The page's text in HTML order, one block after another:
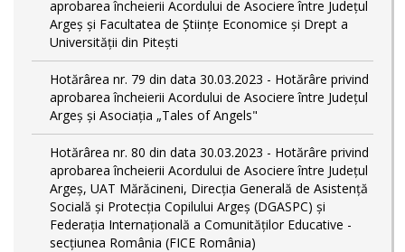
aprobarea încheierii Acordului de Asociere între Județul
Argeș și Facultatea de Științe Economice și Drept a
Universității din Pitești
Hotărârea nr. 79 din data 30.03.2023 - Hotărâre privind
aprobarea încheierii Acordului de Asociere între Județul
Argeș și Asociația „Tales of Angels"
Hotărârea nr. 80 din data 30.03.2023 - Hotărâre privind
aprobarea încheierii Acordului de Asociere între Județul
Argeș, UAT Mărăcineni, Direcția Generală de Asistență
Socială și Protecția Copilului Argeș (DGASPC) și
Federația Internațională a Comunităților Educative -
secțiunea România (FICE România)